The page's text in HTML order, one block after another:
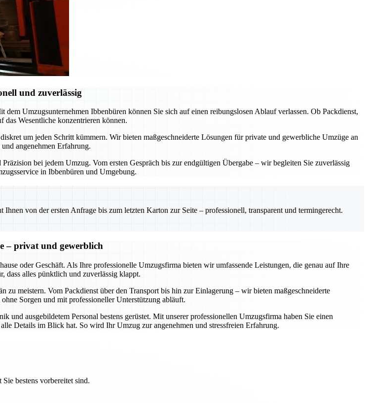
und zuverlässig
Umzugsunternehmen Ibbenbüren können Sie sich auf einen reibungslosen Ablauf verlassen. Ob Packdienst,
das Wesentliche konzentrieren können.
um jeden Schritt kümmern. Wir bieten maßgeschneiderte Lösungen für private und gewerbliche Umzüge an
angenehmen Erfahrung.
bei jedem Umzug. Vom ersten Gespräch bis zur endgültigen Übergabe – wir begleiten Sie zuverlässig
in Ibbenbüren und Umgebung.
von der ersten Anfrage bis zum letzten Karton zur Seite – professionell, transparent und termingerecht.
– privat und gewerblich
oder Geschäft. Als Ihre professionelle Umzugsfirma bieten wir umfassende Leistungen, die genau auf Ihre
dass alles pünktlich und zuverlässig klappt.
meistern. Vom Packdienst über den Transport bis hin zur Einlagerung – wir bieten maßgeschneiderte
Sorgen und mit professioneller Unterstützung abläuft.
ausgebildetem Personal bestens gerüstet. Mit unserer professionellen Umzugsfirma haben Sie einen
Details im Blick hat. So wird Ihr Umzug zur angenehmen und stressfreien Erfahrung.
bestens vorbereitet sind.